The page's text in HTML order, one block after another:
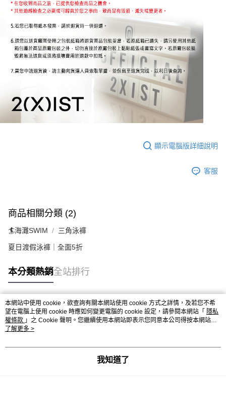
顯示電腦版詳細說明
客服
商品相關分類 (2)
🏄海灘SWIM 三角泳褲
夏日渡假泳褲｜全面5折
本分類熱銷全站排行
熱門標籤
本網站中使用 cookie，欲查詢有關本網站使用 cookie 方式之詳情，及若您不希
望在電腦上使用 cookie 時應如何變更電腦的 cookie 設定，請參閱本網站「 隱私
權條款 」之 Cookie 聲明。您繼續使用本網站即表示您同意本公司得按本網站使
用條款之 Cookie 聲明使用 cookie。
了解更多 >
我知道了